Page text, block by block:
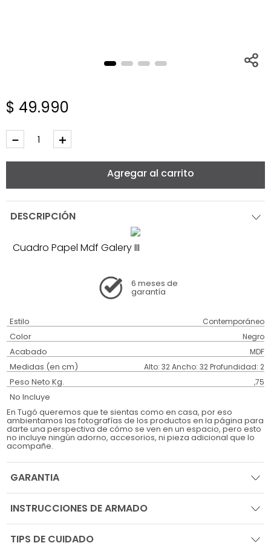
$ 49.990
＋
－
Agregar al carrito
DESCRIPCIÓN
Cuadro Papel Mdf Galery III
6 meses de
garantía
Estilo Contemporáneo
Color Negro
Acabado MDF
Medidas (en cm) Alto: 32 Ancho: 32 Profundidad: 2
Peso Neto Kg. ,75
No Incluye
En Tugó queremos que te sientas como en casa, por eso
ambientamos las fotografías de los productos en la página para
darte una perspectiva de cómo se ven en un espacio, pero esto
no incluye ningún adorno, accesorios, ni pieza adicional que lo
acompañe.
GARANTIA
INSTRUCCIONES DE ARMADO
TIPS DE CUIDADO